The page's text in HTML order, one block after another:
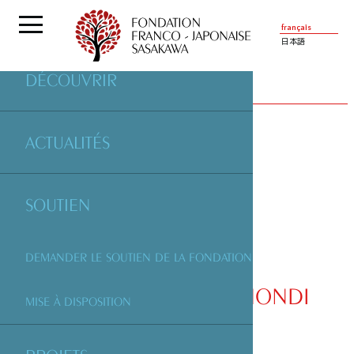
français
日本語
DÉCOUVRIR
ACTUALITÉS
SOUTIEN
DEMANDER LE SOUTIEN DE LA FONDATION
MISE À DISPOSITION
PARTENAIRES | ASSOCIATION ISULI MONDI
ASSOCIATION ISULI MONDI